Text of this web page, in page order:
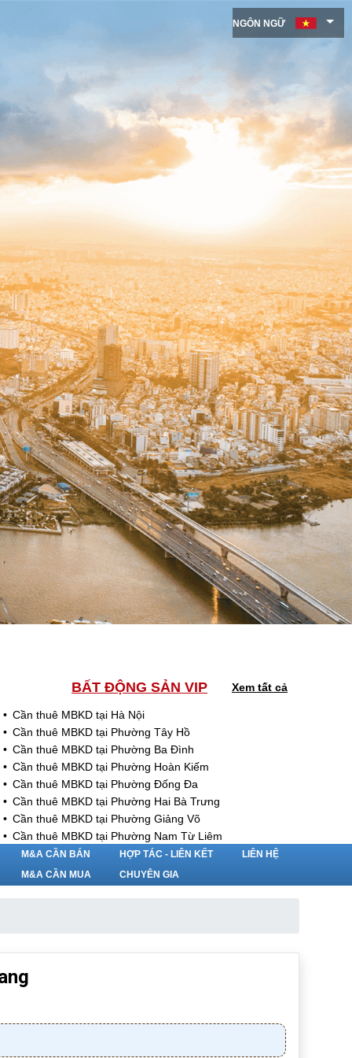
BẤT ĐỘNG SẢN VIP Xem tất cả
Cần thuê MBKD tại Hà Nội
Cần thuê MBKD tại Phường Tây Hồ
Cần thuê MBKD tại Phường Ba Đình
Cần thuê MBKD tại Phường Hoàn Kiếm
Cần thuê MBKD tại Phường Đống Đa
Cần thuê MBKD tại Phường Hai Bà Trưng
Cần thuê MBKD tại Phường Giảng Võ
Cần thuê MBKD tại Phường Nam Từ Liêm
Cần thuê MBKD tại Phường Cầu Giấy
Cần thuê MBKD tại Phường Thanh Xuân
Cần thuê MBKD tại Phường Long Biên
Cần thuê MBKD tại Phường Yên Hòa
Cần thuê MBKD tại Phường Nghĩa Độ
Cần thuê MBKD tại Phường Yên Sở
NGÔN NGỮ
M&A CẦN BÁN
M&A CẦN MUA
HỢP TÁC - LIÊN KẾT
CHUYÊN GIA
LIÊN HỆ